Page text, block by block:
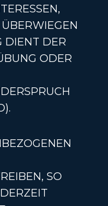
DIENT DER
ODER
SO